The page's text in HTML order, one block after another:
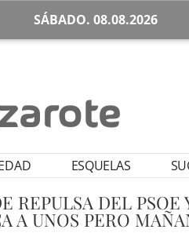
SÁBADO. 08.08.2026
ESQUELAS
REPULSA DEL
A UNOS PERO